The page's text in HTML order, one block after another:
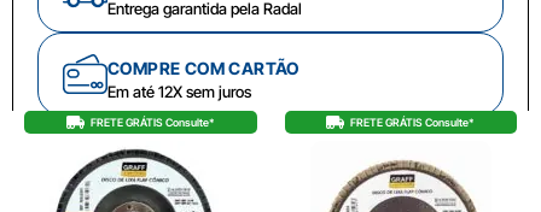
Entrega garantida pela Radal
COMPRE COM CARTÃO
Em até 12X sem juros
FRETE GRÁTIS Consulte* FRETE GRÁTIS Consulte*